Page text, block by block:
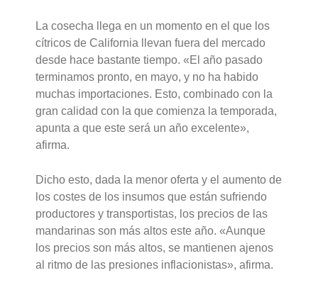
La cosecha llega en un momento en el que los
cítricos de California llevan fuera del mercado
desde hace bastante tiempo. «El año pasado
terminamos pronto, en mayo, y no ha habido
muchas importaciones. Esto, combinado con la
gran calidad con la que comienza la temporada,
apunta a que este será un año excelente»,
afirma.
Dicho esto, dada la menor oferta y el aumento de
los costes de los insumos que están sufriendo
productores y transportistas, los precios de las
mandarinas son más altos este año. «Aunque
los precios son más altos, se mantienen ajenos
al ritmo de las presiones inflacionistas», afirma.